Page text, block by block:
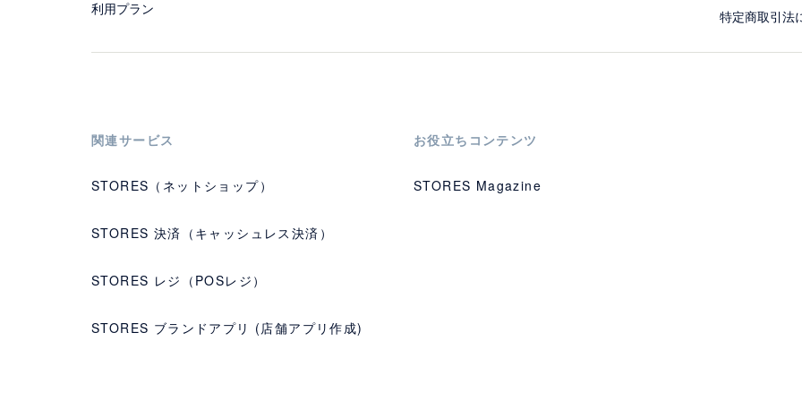
利用プラン
特定商取引法
関連サービス
STORES（ネットショップ）
STORES 決済（キャッシュレス決済）
STORES レジ（POSレジ）
STORES ブランドアプリ (店舗アプリ作成)
お役立ちコンテンツ
STORES Magazine